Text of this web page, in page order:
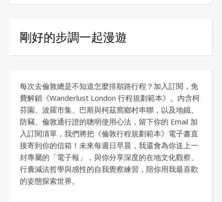
剛好的步調一起漫遊
每次去倫敦總是不知道怎麼排順路行程？加入訂閱，免
費解鎖《Wanderlust London 行程規劃範本》。內含柯
芬園、波羅市集、巴斯與柯茲窩鄉村串聯，以及地鐵、
防竊、倫敦通行證的聰明使用心法，留下你的 Email 加
入訂閱清單，我們將把《倫敦行程規劃範本》電子書直
接寄到你的信箱！未來每週日早晨，我還會為你送上一
封專屬的「電子報」，與你分享深度的在地文化觀察、
行囊減法哲學與感性的自我覺察練習，陪你用我最喜歡
的姿態探索世界。